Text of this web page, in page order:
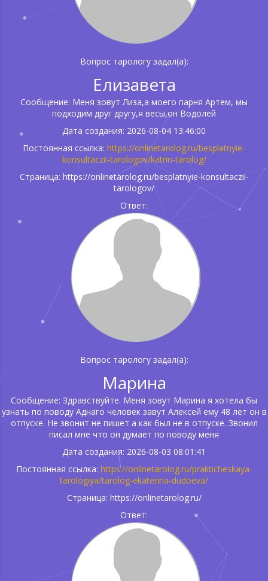
Вопрос тарологу задал(а):
Елизавета
Сообщение: Меня зовут Лиза,а моего парня Артем, мы
подходим друг другу,я весы,он Водолей
Дата создания: 2026-08-04 13:46:00
Постоянная ссылка: https://onlinetarolog.ru/besplatnyie-
konsultaczii-tarologov/katrin-tarolog/
Страница: https://onlinetarolog.ru/besplatnyie-konsultaczii-
tarologov/
Ответ:
Вопрос тарологу задал(а):
Марина
Сообщение: Здравствуйте. Меня зовут Марина я хотела бы
узнать по поводу Аднаго человек завут Алексей ему 48 лет он в
отпуске. Не звонит не пишет а как был не в отпуске. Звонил
писал мне что он думает по поводу меня
Дата создания: 2026-08-03 08:01:41
Постоянная ссылка: https://onlinetarolog.ru/prakticheskaya-
tarologiya/tarolog-ekaterina-dudoeva/
Страница: https://onlinetarolog.ru/
Ответ: